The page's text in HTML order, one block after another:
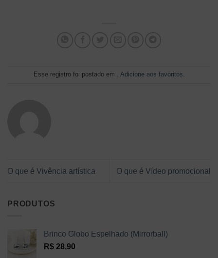
Esse registro foi postado em . Adicione aos favoritos.
O que é Vivência artística O que é Vídeo promocional
PRODUTOS
Brinco Globo Espelhado (Mirrorball)
R$ 28,90